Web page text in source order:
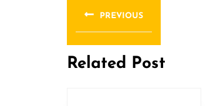
章
导
航
PREVIOUS
post:
Related Post